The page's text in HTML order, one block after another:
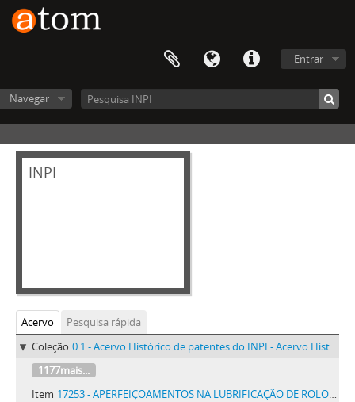
Entrar
Navegar
INPI
Acervo
Pesquisa rápida
Coleção 0.1 - Acervo Histórico de patentes do INPI - Acervo Histórico de patentes do INPI
1177mais...
Item 17253 - APERFEIÇOAMENTOS NA LUBRIFICAÇÃO DE ROLOS, PARA MANCAES